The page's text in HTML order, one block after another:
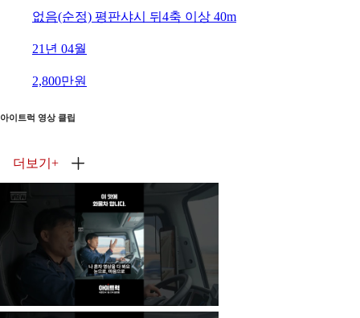
없음(순정) 평판샤시 뒤4축 이상 40m
21년 04월
2,800만원
아이트럭 영상 클립
더보기 +